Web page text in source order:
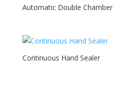
Automatic Double Chamber
Continuous Hand Sealer